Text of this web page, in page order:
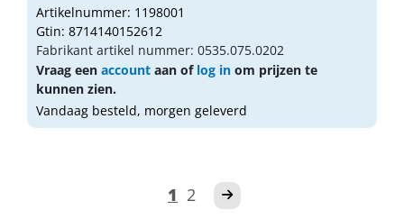
Artikelnummer: 1198001
Gtin: 8714140152612
Fabrikant artikel nummer: 0535.075.0202
Vraag een account aan of log in om prijzen te
kunnen zien.
Vandaag besteld, morgen geleverd
1 2